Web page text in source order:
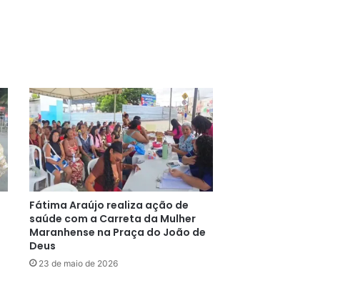
Fátima Araújo realiza ação de
saúde com a Carreta da Mulher
Maranhense na Praça do João de
Deus
23 de maio de 2026